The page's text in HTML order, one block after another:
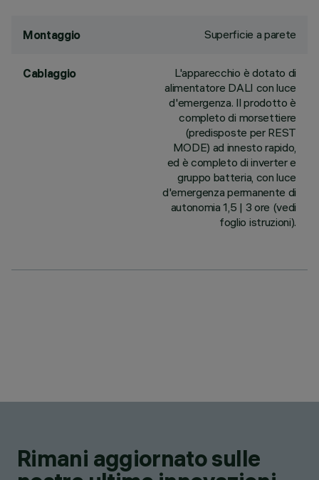
Montaggio Superficie a parete
Cablaggio
L'apparecchio è dotato di
alimentatore DALI con luce
d'emergenza. Il prodotto è
completo di morsettiere
(predisposte per REST
MODE) ad innesto rapido,
ed è completo di inverter e
gruppo batteria, con luce
d'emergenza permanente di
autonomia 1,5 | 3 ore (vedi
foglio istruzioni).
Rimani aggiornato sulle